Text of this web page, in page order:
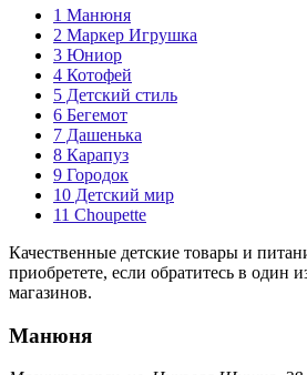
1 Манюня
2 Маркер Игрушка
3 Юниор
4 Котофей
5 Детский стиль
6 Бегемот
7 Дашенька
8 Карапуз
9 Городок
10 Детский мир
11 Choupette
Качественные детские товары и
приобретете, если обратитесь в один
магазинов.
Манюня